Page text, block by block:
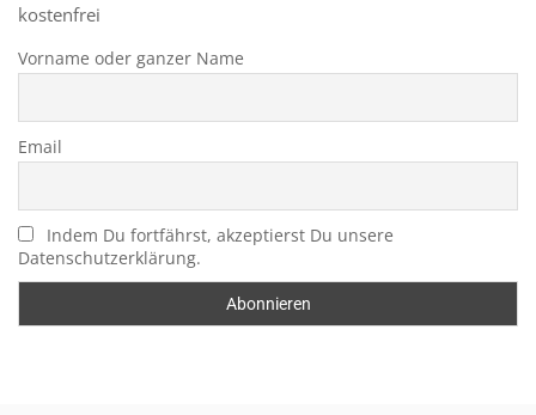
kostenfrei
Vorname oder ganzer Name
Email
Indem Du fortfährst, akzeptierst Du unsere
Datenschutzerklärung.